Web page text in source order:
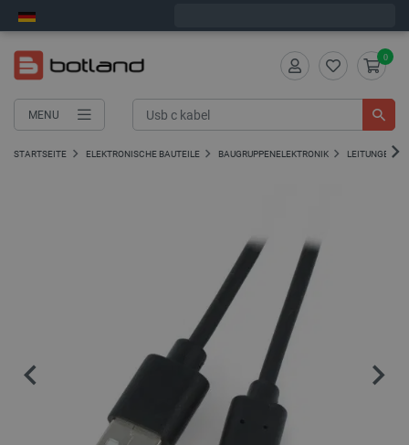
MENU
0
STARTSEITE ELEKTRONISCHE BAUTEILE BAUGRUPPENELEKTRONIK LEITUNGEN